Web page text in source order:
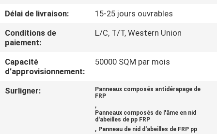
CONTACTEZ-
NOUS
NOUVELLES
Délai de livraison:
15-25 jours ouvrables
Conditions de
paiement:
L/C, T/T, Western Union
Capacité
d'approvisionnement:
50000 SQM par mois
Surligner:
Panneaux composés antidérapage de
FRP
,
Panneaux composés de l'âme en nid
d'abeilles de pp FRP
, Panneau de nid d'abeilles de FRP pp